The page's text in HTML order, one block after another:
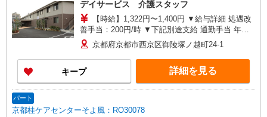
デイサービス 介護スタッフ
【時給】1,322円〜1,400円 ▼給与詳細 処遇改
善手当：200円/時 ▼下記別途支給 通勤手当 年末
年始手当：380円/時 寸志あり：年2回（6月・12
月） ※業績による ※処遇改善手当は試用期間中(3
ヶ月)は支給なし
京都府京都市西京区御陵塚ノ越町24-1
キープ 詳細を見る
パート
京都桂ケアセンターそよ風：RO30078